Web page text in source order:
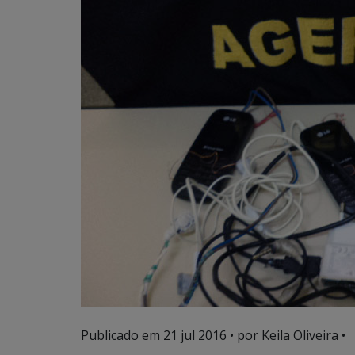
Publicado em 21 jul 2016 • por Keila Oliveira •